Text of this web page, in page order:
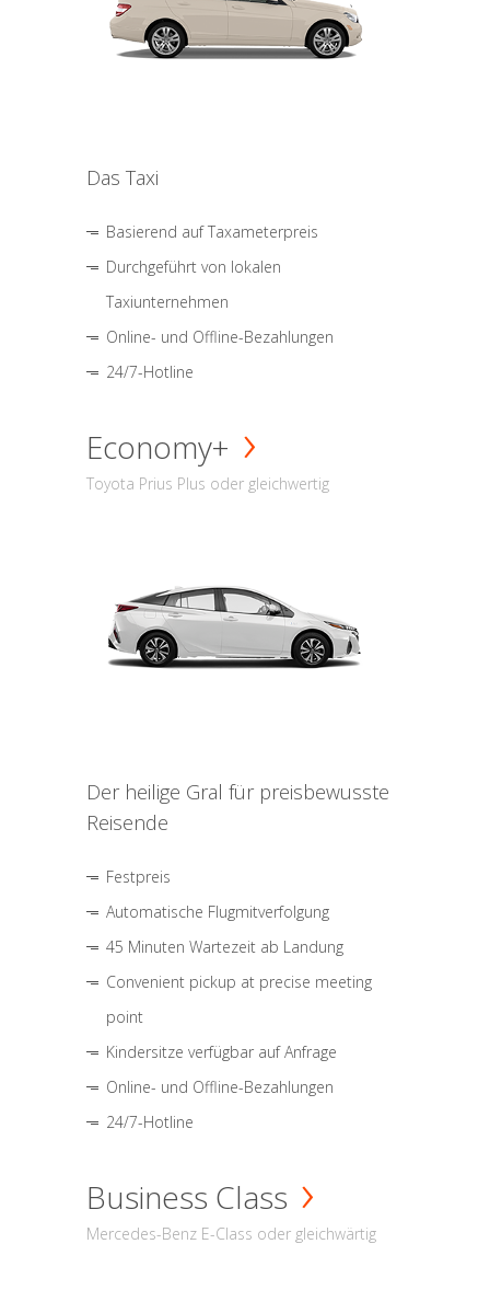
Das Taxi
Basierend auf Taxameterpreis
Durchgeführt von lokalen
Taxiunternehmen
Online- und Offline-Bezahlungen
24/7-Hotline
Economy+
Toyota Prius Plus oder gleichwertig
Der heilige Gral für preisbewusste
Reisende
Festpreis
Automatische Flugmitverfolgung
45 Minuten Wartezeit ab Landung
Convenient pickup at precise meeting
point
Kindersitze verfügbar auf Anfrage
Online- und Offline-Bezahlungen
24/7-Hotline
Business Class
Mercedes-Benz E-Class oder gleichwärtig